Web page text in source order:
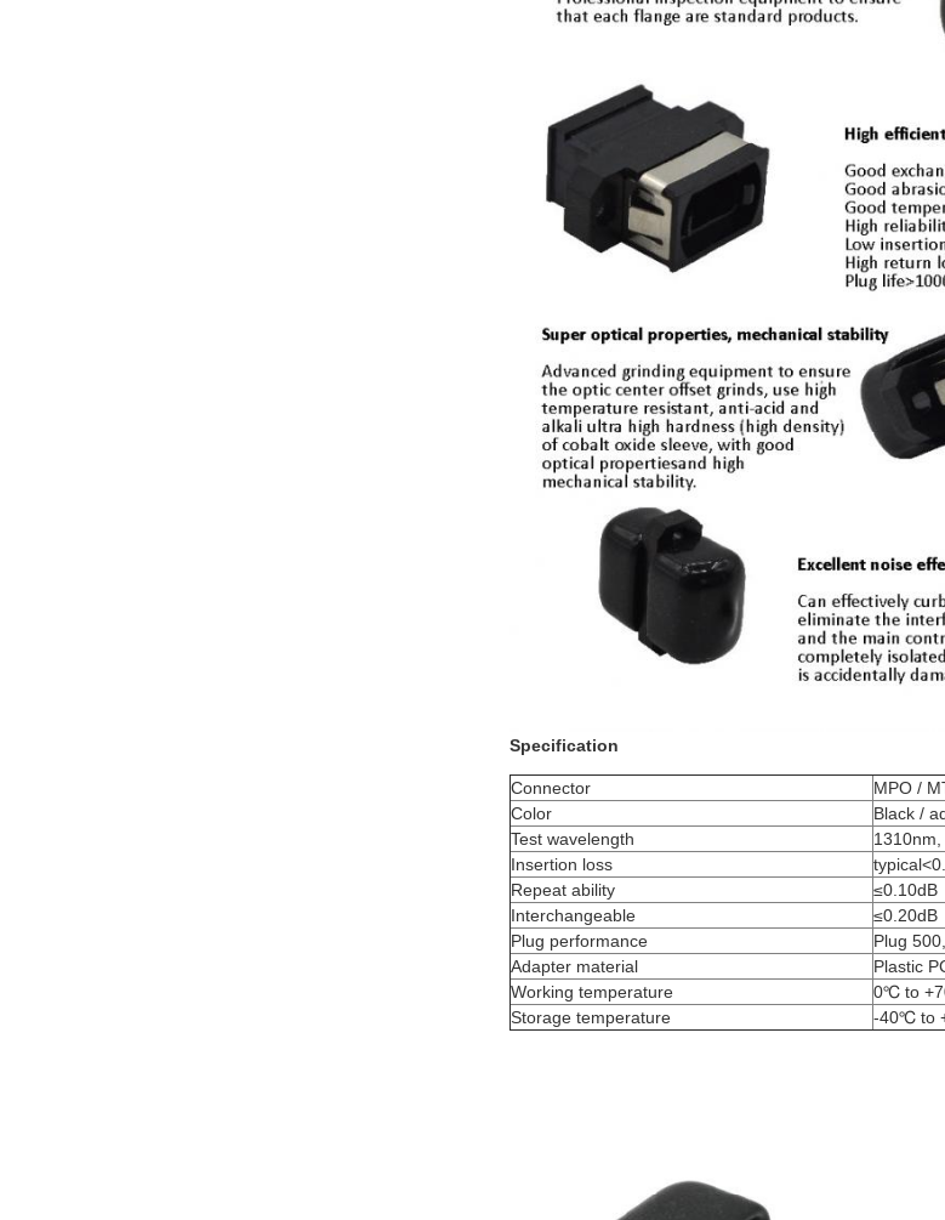
Specification
Connector
MPO /
Color
Black /
Test wavelength
Insertion loss
Repeat ability
≤0.10dB
Interchangeable
≤0.20dB
Plug performance
Plug
Adapter material
Plastic
Working temperature
0℃ to
Storage temperature
-40℃ to